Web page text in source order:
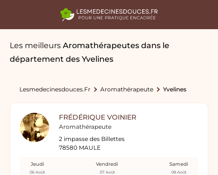
Les meilleurs Aromathérapeutes dans le
département des Yvelines
Lesmedecinesdouces.fr Aromathérapeute Yvelines
FRÉDÉRIQUE VOINIER
Aromathérapeute
2 impasse des Billettes
78580 MAULE
Jeudi
06 Août
Vendredi
07 Août
Samedi
08 Août